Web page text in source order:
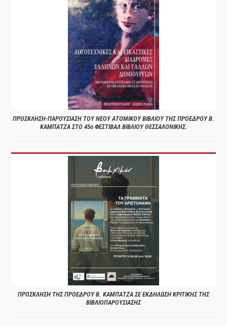
ΠΡΟΣΚΛΗΣΗ-ΠΑΡΟΥΣΙΑΣΗ ΤΟΥ ΝΕΟΥ ΑΤΟΜΙΚΟΥ ΒΙΒΛΙΟΥ ΤΗΣ ΠΡΟΕΔΡΟΥ Β.
ΚΑΜΠΑΤΖΑ ΣΤΟ 45ο ΦΕΣΤΙΒΑΛ ΒΙΒΛΙΟΥ ΘΕΣΣΑΛΟΝΙΚΗΣ.
ΠΡΟΣΚΛΗΣΗ ΤΗΣ ΠΡΟΕΔΡΟΥ Β. ΚΑΜΠΑΤΖΑ ΣΕ ΕΚΔΗΛΩΣΗ ΚΡΙΤΙΚΗΣ ΤΗΣ
ΒΙΒΛΙΟΠΑΡΟΥΣΙΑΣΗΣ